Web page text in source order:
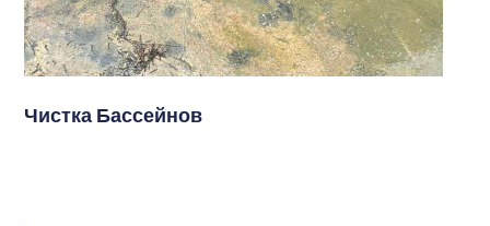
Чистка Бассейнов